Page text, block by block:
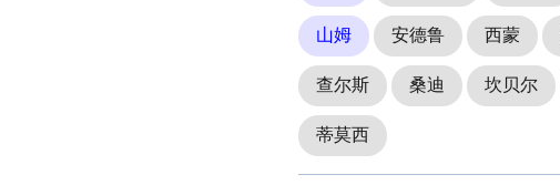
山姆 安德鲁 西蒙
查尔斯 桑迪 坎贝尔
蒂莫西